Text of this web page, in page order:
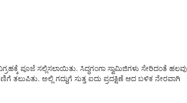
ಪೂಜೆ ಸಲ್ಲಿಸಲಾಯಿತು. ಸಿದ್ಧಗಂಗಾ ಸ್ವಾಮಿಜಿಗಳು ಸೇರಿದಂತೆ ಹಲವು
ಅಲ್ಲಿ ಗದ್ದುಗೆ ಸುತ್ತ ಐದು ಪ್ರದಕ್ಷಿಣೆ ಆದ ಬಳಿಕ ನೇರವಾಗಿ